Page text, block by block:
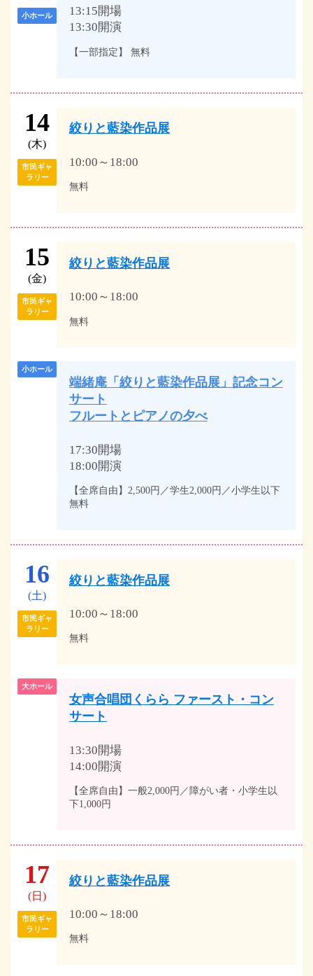
小ホール
13:15開場
13:30開演
【一部指定】 無料
14
(木)
市民ギャ
ラリー
絞りと藍染作品展
10:00～18:00
無料
15
(金)
市民ギャ
ラリー
絞りと藍染作品展
10:00～18:00
無料
小ホール
端緒庵「絞りと藍染作品展」記念コン
サート
フルートとピアノの夕べ
17:30開場
18:00開演
【全席自由】2,500円／学生2,000円／小学生以下
無料
16
(土)
市民ギャ
ラリー
絞りと藍染作品展
10:00～18:00
無料
大ホール
女声合唱団くらら ファースト・コン
サート
13:30開場
14:00開演
【全席自由】一般2,000円／障がい者・小学生以
下1,000円
17
(日)
市民ギャ
ラリー
絞りと藍染作品展
10:00～18:00
無料